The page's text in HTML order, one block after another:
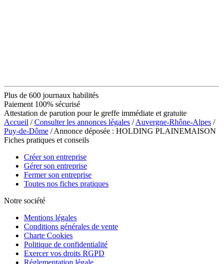
Plus de 600 journaux habilités
Paiement 100% sécurisé
Attestation de parution pour le greffe immédiate et gratuite
Accueil /Consulter les annonces légales /Auvergne-Rhône-Alpes /
Puy-de-Dôme / Annonce déposée : HOLDING PLAINEMAISON
Fiches pratiques et conseils
Créer son entreprise
Gérer son entreprise
Fermer son entreprise
Toutes nos fiches pratiques
Notre société
Mentions légales
Conditions générales de vente
Charte Cookies
Politique de confidentialité
Exercer vos droits RGPD
Réglementation légale